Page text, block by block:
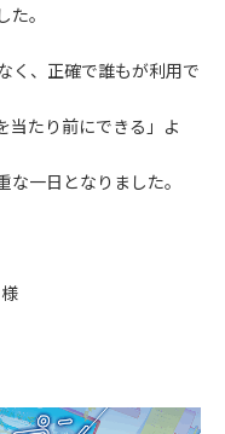
。
く、正確で誰もが利用で
当たり前にできる」よ
一日となりました。